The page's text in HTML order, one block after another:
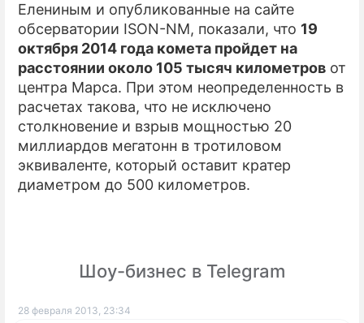
Елениным и опубликованные на сайте
обсерватории ISON-NM, показали, что 19
октября 2014 года комета пройдет на
расстоянии около 105 тысяч километров от
центра Марса. При этом неопределенность в
расчетах такова, что не исключено
столкновение и взрыв мощностью 20
миллиардов мегатонн в тротиловом
эквиваленте, который оставит кратер
диаметром до 500 километров.
Шоу-бизнес в Telegram
28 февраля 2013, 23:34